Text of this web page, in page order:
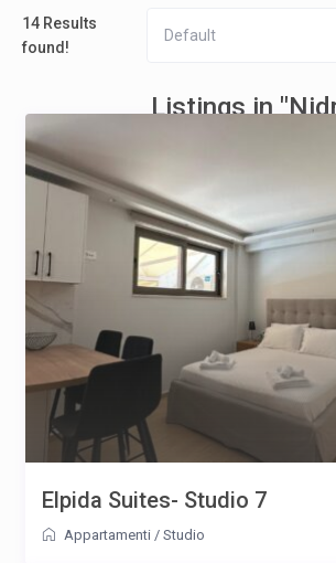
14 Results
found!
Default
Listings in
Elpida Suites- Studio 7
Appartamenti /Studio